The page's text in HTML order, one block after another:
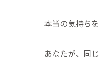
本当の気持ち
あなたが、同